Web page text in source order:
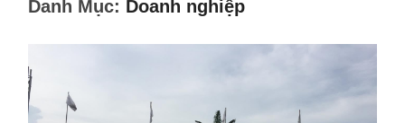
Danh Mục: Doanh nghiệp